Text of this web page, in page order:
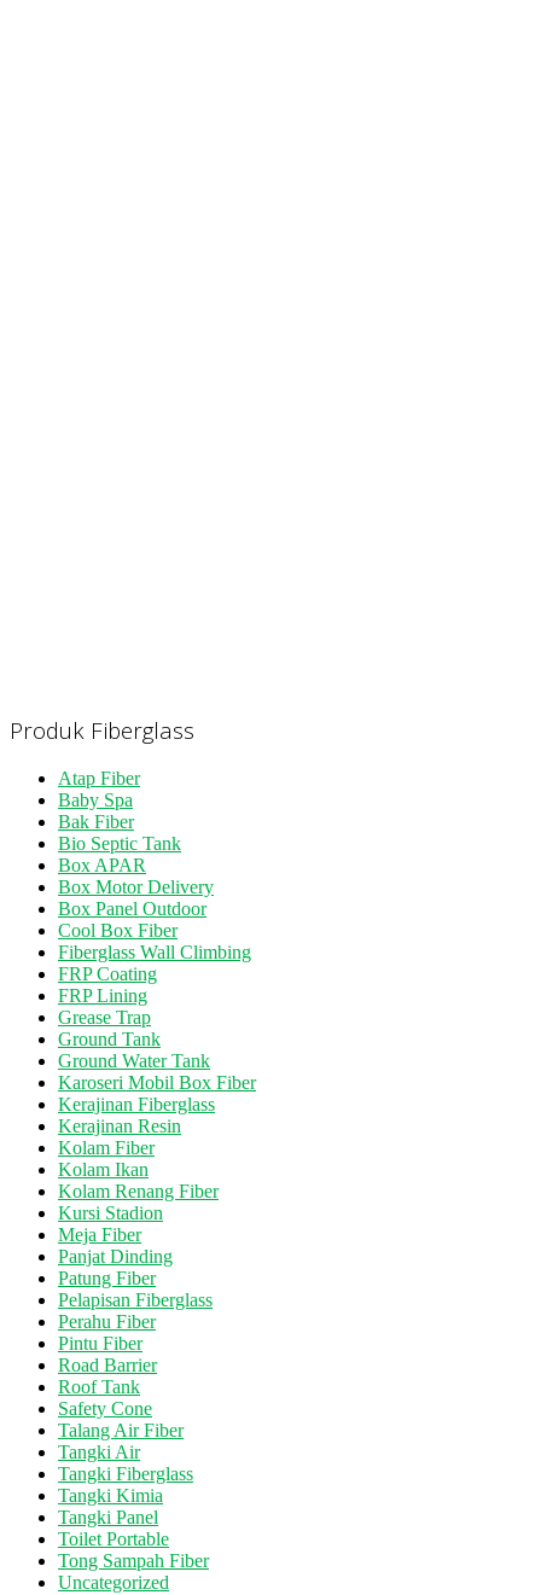
Produk Fiberglass
Atap Fiber
Baby Spa
Bak Fiber
Bio Septic Tank
Box APAR
Box Motor Delivery
Box Panel Outdoor
Cool Box Fiber
Fiberglass Wall Climbing
FRP Coating
FRP Lining
Grease Trap
Ground Tank
Ground Water Tank
Karoseri Mobil Box Fiber
Kerajinan Fiberglass
Kerajinan Resin
Kolam Fiber
Kolam Ikan
Kolam Renang Fiber
Kursi Stadion
Meja Fiber
Panjat Dinding
Patung Fiber
Pelapisan Fiberglass
Perahu Fiber
Pintu Fiber
Road Barrier
Roof Tank
Safety Cone
Talang Air Fiber
Tangki Air
Tangki Fiberglass
Tangki Kimia
Tangki Panel
Toilet Portable
Tong Sampah Fiber
Uncategorized